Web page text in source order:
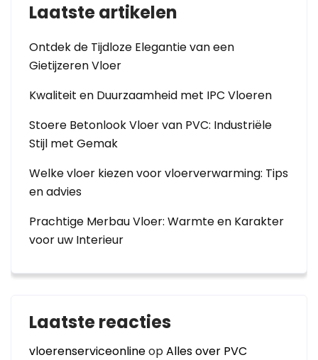
Laatste artikelen
Ontdek de Tijdloze Elegantie van een
Gietijzeren Vloer
Kwaliteit en Duurzaamheid met IPC Vloeren
Stoere Betonlook Vloer van PVC: Industriële
Stijl met Gemak
Welke vloer kiezen voor vloerverwarming: Tips
en advies
Prachtige Merbau Vloer: Warmte en Karakter
voor uw Interieur
Laatste reacties
vloerenserviceonlineopAlles over PVC